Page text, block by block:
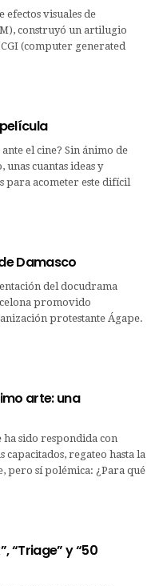
efectos visuales de
construyó un artilugio
(computer generated
el cine? Sin ánimo de
cuantas ideas y
para acometer este difícil
Damasco
del docudrama
promovido
protestante Ágape.
arte: una
ha sido respondida con
regateo hasta la
pero sí polémica: ¿Para qué
“Triage” y “50